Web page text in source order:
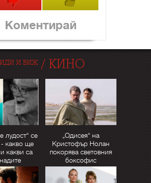
Коментирай
ИДИ И ВИЖ/ КИНО
лудост“ се
какво ще
какви са
„Одисея“ на
Кристофър Нолан
покорява световния
боксофис